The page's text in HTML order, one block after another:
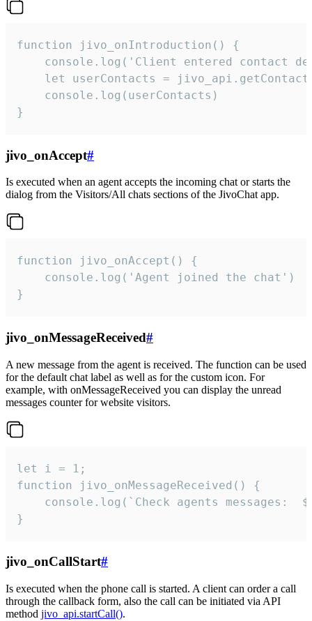
function jivo_onIntroduction() {
console.log('Client entered contact
let userContacts =
    console.log(userContacts)
}
jivo_onAccept#
Is executed when an agent accepts the incoming chat or starts the
dialog from the Visitors/All chats sections of the JivoChat app.
function jivo_onAccept() {
}
jivo_onMessageReceived#
A new message from the agent is received. The function can be used
for the default chat label as well as for the custom icon. For
example, with onMessageReceived you can display the unread
messages counter for website visitors.
let i = 1;
function jivo_onMessageReceived() {
}
jivo_onCallStart#
Is executed when the phone call is started. A client can order a call
through the callback form, also the call can be initiated via API
method jivo_api.startCall().